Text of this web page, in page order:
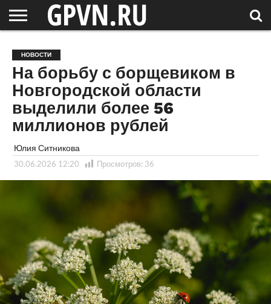
ОБЛАСТЬ
НОВОСТИ
СОСЕДЕЙ
РОССИЯ
/ МИР
СПЕЦПРОЕКТЫ
БЛОГ
СТАТЬИ
ФОТОРЕПОРТАЖИ
ИНТЕРВЬЮ
ОБЪЕКТЫ
ПОДБОРКИ
НОВОСТИ
На борьбу с борщевиком в
Новгородской области
выделили более 56
миллионов рублей
Юлия Ситникова
30.06.2026 12:20 Просмотров: 36